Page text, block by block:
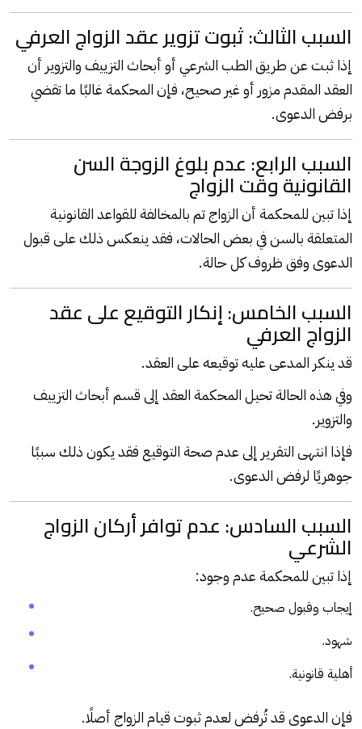
السبب الثالث: ثبوت تزوير عقد الزواج العرفي
إذا ثبت عن طريق الطب الشرعي أو أبحاث التزييف والتزوير أن
العقد المقدم مزور أو غير صحيح، فإن المحكمة غالبًا ما تقضي
برفض الدعوى.
السبب الرابع: عدم بلوغ الزوجة السن
القانونية وقت الزواج
إذا تبين للمحكمة أن الزواج تم بالمخالفة للقواعد القانونية
المتعلقة بالسن في بعض الحالات، فقد ينعكس ذلك على قبول
الدعوى وفق ظروف كل حالة.
السبب الخامس: إنكار التوقيع على عقد
الزواج العرفي
قد ينكر المدعى عليه توقيعه على العقد.
وفي هذه الحالة تحيل المحكمة العقد إلى قسم أبحاث التزييف
والتزوير.
فإذا انتهى التقرير إلى عدم صحة التوقيع فقد يكون ذلك سببًا
جوهريًا لرفض الدعوى.
السبب السادس: عدم توافر أركان الزواج
الشرعي
إذا تبين للمحكمة عدم وجود:
إيجاب وقبول صحيح.
شهود.
أهلية قانونية.
فإن الدعوى قد تُرفض لعدم ثبوت قيام الزواج أصلًا.